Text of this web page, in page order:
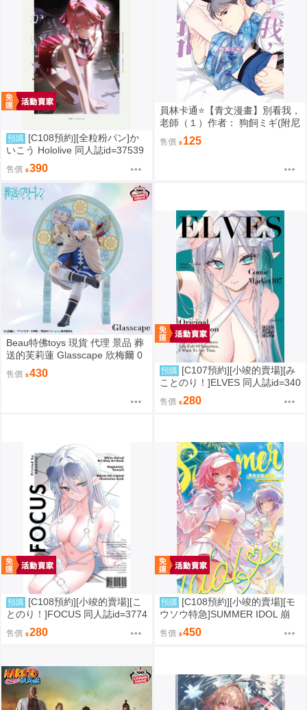
預購 [C108預約][全粒粉パン]か
いこう Hololive 同人誌id=37539
89
售價 390
員林卡通⭐️【青文漫畫】別看我，
老師（１）作者： 狗飼ミギ(附尼
采書套)
售價 125
Beau特佛toys 現貨 代理 景品 葬
送的芙莉蓮 Glasscape 欣梅爾 0
售價 430 預購 [C107預約][小竣的賣場][み
ことのり！]ELVES 同人誌id=340
售價 280
預購 [C108預約][小竣的賣場][こ
とのり！]FOCUS 同人誌id=3774
475
售價 280
預購 [C108預約][小竣的賣場][モ
ウソウ特急]SUMMER IDOL 崩
壞：星穹鐵道 同人誌id=3758363
售價 450